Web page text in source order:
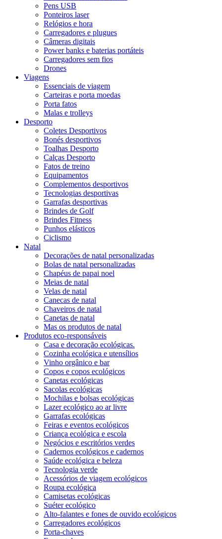
Pens USB
Ponteiros laser
Relógios e hora
Carregadores e plugues
Câmeras digitais
Power banks e baterias portáteis
Carregadores sem fios
Drones
Viagens
Essenciais de viagem
Carteiras e porta moedas
Porta fatos
Malas e trolleys
Desporto
Coletes Desportivos
Bonés desportivos
Toalhas Desporto
Calças Desporto
Fatos de treino
Equipamentos
Complementos desportivos
Tecnologias desportivas
Garrafas desportivas
Brindes de Golf
Brindes Fitness
Punhos elásticos
Ciclismo
Natal
Decorações de natal personalizadas
Bolas de natal personalizadas
Chapéus de papai noel
Meias de natal
Velas de natal
Canecas de natal
Chaveiros de natal
Canetas de natal
Mas os produtos de natal
Produtos eco-responsáveis
Casa e decoração ecológicas.
Cozinha ecológica e utensílios
Vinho orgânico e bar
Copos e copos ecológicos
Canetas ecológicas
Sacolas ecológicas
Mochilas e bolsas ecológicas
Lazer ecológico ao ar livre
Garrafas ecológicas
Feiras e eventos ecológicos
Criança ecológica e escola
Negócios e escritórios verdes
Cadernos ecológicos e cadernos
Saúde ecológica e beleza
Tecnologia verde
Acessórios de viagem ecológicos
Roupa ecológica
Camisetas ecológicas
Suéter ecológico
Alto-falantes e fones de ouvido ecológicos
Carregadores ecológicos
Porta-chaves